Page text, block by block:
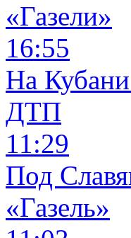
«Газели»
16:55
На
ДТП
11:29
Под
«Газель»